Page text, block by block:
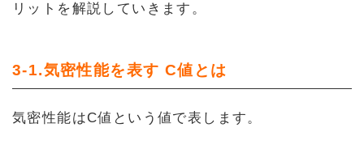
リットを解説していきます。
3-1.気密性能を表す C値とは
気密性能はC値という値で表します。